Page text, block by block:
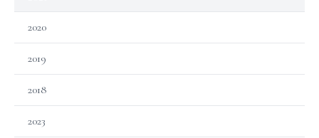
2020
2019
2018
2023